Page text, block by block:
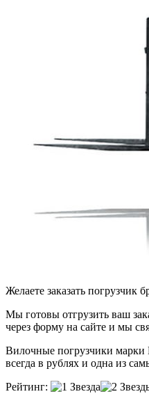
Желаете заказать погрузчик
Мы готовы отгрузить ваш
через форму на сайте и мы
Вилочные погрузчики марки
всегда в рублях и одна из
Рейтинг: